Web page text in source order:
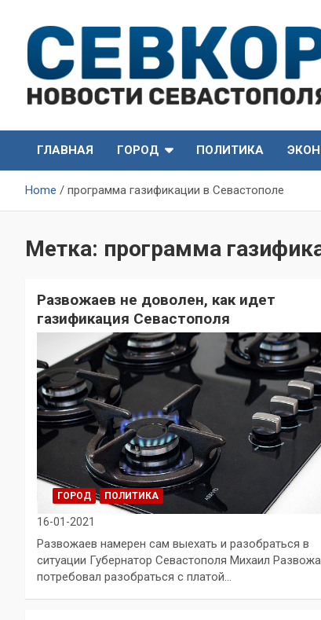
content
СевКор — Новости
Севастополя
Севастополя
ГЛАВНАЯ
ГОРОД ПОЛИТИКА
Home программа газификации в Севастополе
Метка: программа
Развожаев не доволен, как идет
газификация Севастополя
ГОРОД ПОЛИТИКА
16-01-2021
Развожаев намерен сам выехать и разобраться в
ситуации Губернатор Севастополя Михаил
потребовал разобраться с платой…